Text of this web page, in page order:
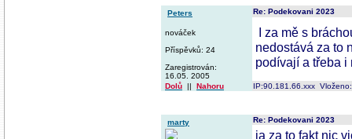
Peters
nováček
Příspěvků: 24
Zaregistrován:
16.05. 2005
Re: Podekovani 2023
I za mě s
nedostává za to
podívají a třeba i
Dolů || Nahoru IP:90.181.66.xxx
marty Re: Podekovani 2023
ja za to fakt nic